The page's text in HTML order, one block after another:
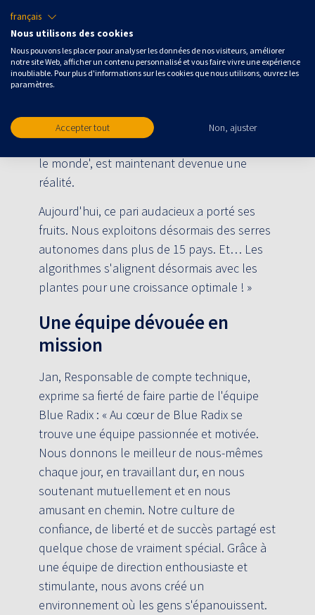
Saheli, Scientifique des données senior,
évoque son souvenir préféré du parcours de
Blue Radix au cours des 5 dernières années :
« Nous nous aventurions dans quelque
chose de complètement nouveau, quelque
Ce qui a commencé comme une vision
le monde', est maintenant devenue une
réalité.
Aujourd'hui, ce pari audacieux a porté ses
fruits. Nous exploitons désormais des serres
autonomes dans plus de 15 pays. Et… Les
algorithmes s'alignent désormais avec les
plantes pour une croissance optimale ! »
Une équipe dévouée en
mission
Jan, Responsable de compte technique,
exprime sa fierté de faire partie de l'équipe
Blue Radix : « Au cœur de Blue Radix se
trouve une équipe passionnée et motivée.
Nous donnons le meilleur de nous-mêmes
chaque jour, en travaillant dur, en nous
soutenant mutuellement et en nous
amusant en chemin. Notre culture de
confiance, de liberté et de succès partagé est
quelque chose de vraiment spécial. Grâce à
une équipe de direction enthousiaste et
stimulante, nous avons créé un
environnement où les gens s'épanouissent.
français
Nous utilisons des cookies
Nous pouvons les placer pour analyser les données de nos visiteurs, améliorer
notre site Web, afficher un contenu personnalisé et vous faire vivre une expérience
inoubliable. Pour plus d'informations sur les cookies que nous utilisons, ouvrez les
paramètres.
Accepter tout Non, ajuster